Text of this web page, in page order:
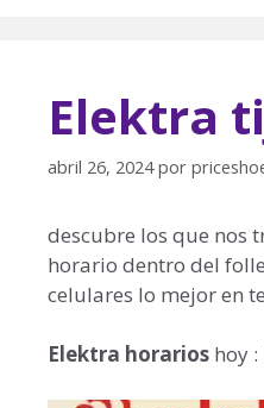
Elektra
abril 26, 2024 por
descubre los que nos
horario dentro del
celulares lo mejor en
Elektra horarios hoy